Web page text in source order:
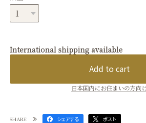
International shipping available
Add to cart
日本国内にお住まいの方向
SHARE シェアする ポスト